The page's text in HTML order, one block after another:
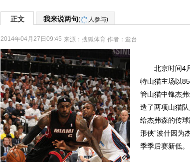
正文 我来说两句( 人参与)
2014年04月27日09:45 来源： 搜狐体育 作者：鸾台
北京时间4月
特山猫主场以
管山猫中锋杰弗
造了两项山猫
给杰弗森的传
形侠”波什因为
季季后赛新低。